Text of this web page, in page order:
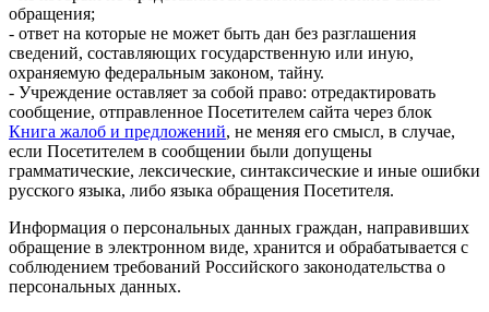
обращения;
- ответ на которые не может быть дан без разглашения
сведений, составляющих государственную или иную,
охраняемую федеральным законом, тайну.
- Учреждение оставляет за собой право: отредактировать
сообщение, отправленное Посетителем сайта через блок
Книга жалоб и предложений, не меняя его смысл, в случае,
если Посетителем в сообщении были допущены
грамматические, лексические, синтаксические и иные ошибки
русского языка, либо языка обращения Посетителя.
Информация о персональных данных граждан, направивших
обращение в электронном виде, хранится и обрабатывается с
соблюдением требований Российского законодательства о
персональных данных.